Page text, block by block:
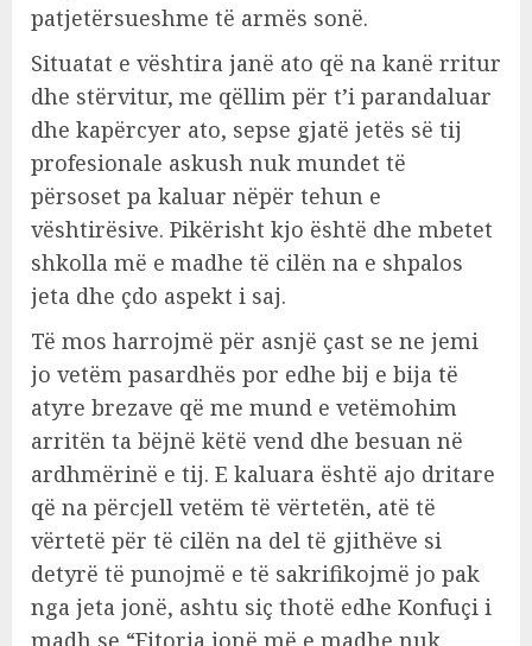
patjetërsueshme të armës sonë.
Situatat e vështira janë ato që na kanë rritur
dhe stërvitur, me qëllim për t’i parandaluar
dhe kapërcyer ato, sepse gjatë jetës së tij
profesionale askush nuk mundet të
përsoset pa kaluar nëpër tehun e
vështirësive. Pikërisht kjo është dhe mbetet
shkolla më e madhe të cilën na e shpalos
jeta dhe çdo aspekt i saj.
Të mos harrojmë për asnjë çast se ne jemi
jo vetëm pasardhës por edhe bij e bija të
atyre brezave që me mund e vetëmohim
arritën ta bëjnë këtë vend dhe besuan në
ardhmërinë e tij. E kaluara është ajo dritare
që na përcjell vetëm të vërtetën, atë të
vërtetë për të cilën na del të gjithëve si
detyrë të punojmë e të sakrifikojmë jo pak
nga jeta jonë, ashtu siç thotë edhe Konfuçi i
madh se “Fitorja jonë më e madhe nuk